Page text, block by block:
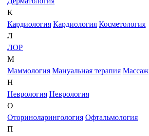
К
Кардиология Кардиология Косметология
Л
ЛОР
М
Маммология Мануальная терапия Массаж
Н
Неврология Неврология
О
Оториноларингология Офтальмология
П